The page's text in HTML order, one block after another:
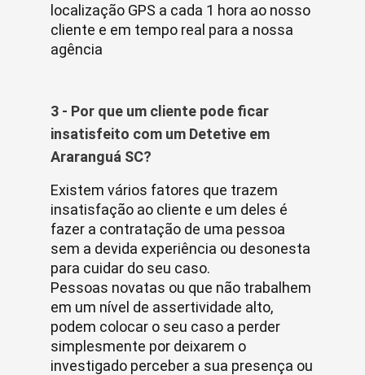
localização GPS a cada 1 hora ao nosso
cliente e em tempo real para a nossa
agência
3 - Por que um cliente pode ficar
insatisfeito com um Detetive em
Araranguá SC?
Existem vários fatores que trazem
insatisfação ao cliente e um deles é
fazer a contratação de uma pessoa
sem a devida experiência ou desonesta
para cuidar do seu caso.
Pessoas novatas ou que não trabalhem
em um nível de assertividade alto,
podem colocar o seu caso a perder
simplesmente por deixarem o
investigado perceber a sua presença ou